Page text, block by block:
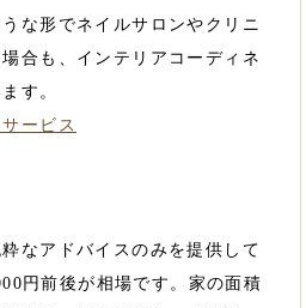
な形でネイルサロンやクリニ
合も、インテリアコーディネ
す。
ービス
なアドバイスのみを提供して
円前後が相場です。家の面積